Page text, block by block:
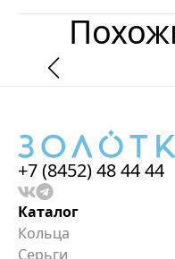
+7 (8452) 48 44 44
Каталог
Кольца
Серьги